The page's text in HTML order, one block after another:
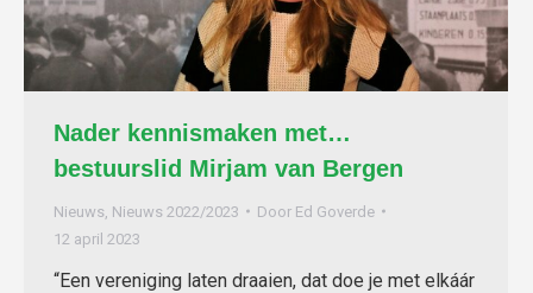
Nader kennismaken met…
bestuurslid Mirjam van Bergen
Nieuws Nieuws 2022/2023 Door Ed Goverde
12 april 2023
“Een vereniging laten draaien, dat doe je met elkáár